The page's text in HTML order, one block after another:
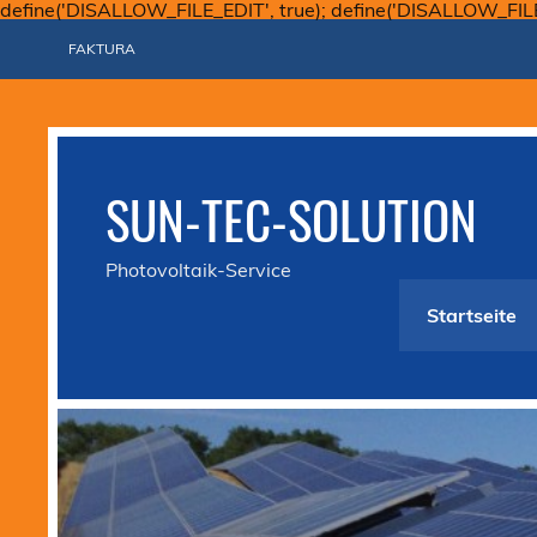
define('DISALLOW_FILE_EDIT', true);
FAKTURA
SUN-TEC-SOLUTION
Photovoltaik-Service
Startseite